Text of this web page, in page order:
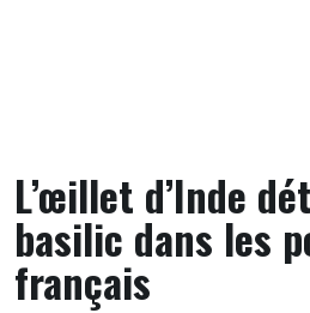
L’œillet d’Inde
basilic dans les
français